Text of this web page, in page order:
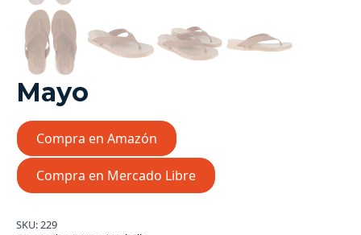
Mayo
Compra en Amazón
Compra en Mercado Libre
SKU:229